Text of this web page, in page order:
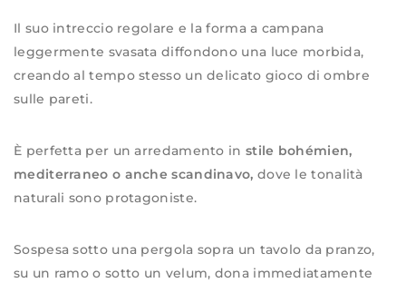
Il suo intreccio regolare e la forma a campana
leggermente svasata diffondono una luce morbida,
creando al tempo stesso un delicato gioco di ombre
sulle pareti.
È perfetta per un arredamento in stile bohémien,
mediterraneo o anche scandinavo, dove le tonalità
naturali sono protagoniste.
Sospesa sotto una pergola sopra un tavolo da pranzo,
su un ramo o sotto un velum, dona immediatamente